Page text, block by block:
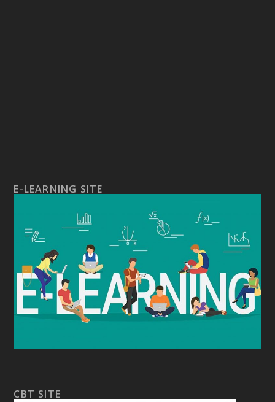
E-LEARNING SITE
CBT SITE